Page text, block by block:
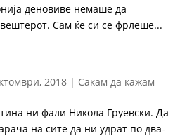
деновиве немаше да
Сам ќе си се фрлеше...
2018 | Сакам да кажам
ни фали Никола Груевски. Да
на сите да ни удрат по два-